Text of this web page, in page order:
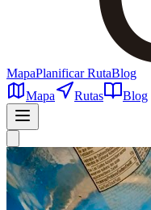
MapaPlanificar RutaBlog
Mapa
Rutas Blog